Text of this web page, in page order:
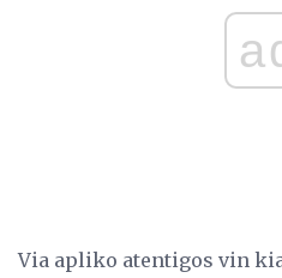
Via apliko atentigos vin